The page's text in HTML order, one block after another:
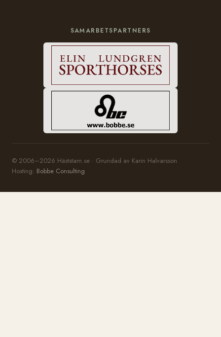
SAMARBETSPARTNERS
© 2006–2026 Häststam.se · Grundad av Karin Halvarsson
Hosting: Bobbe Consulting